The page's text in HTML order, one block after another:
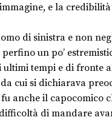
e la
di sinistra e non
un po’
ultimi tempi e di fronte
cui si dichiarava
anche il capocomico
di mandare